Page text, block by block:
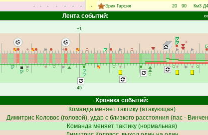
- - - - - - -
-
Эрик Гарсия 20 90 Км3 Д4
Лента событий:
+1
45
Хроника событий:
Команда меняет тактику (атакующая)
Димитрис Коловос (головой), удар с близкого расстояния (пас -
Команда меняет тактику (нормальная)